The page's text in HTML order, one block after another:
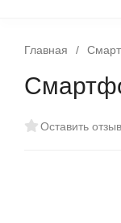
Главная /
Оставить отзыв